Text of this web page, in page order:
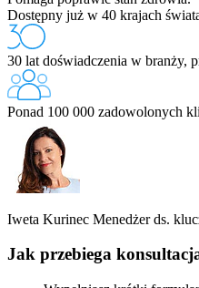
Dostępny już w 40 krajach
30 lat doświadczenia w branży,
Ponad 100 000 zadowolonych
Iweta Kurinec Menedżer ds.
Jak przebiega